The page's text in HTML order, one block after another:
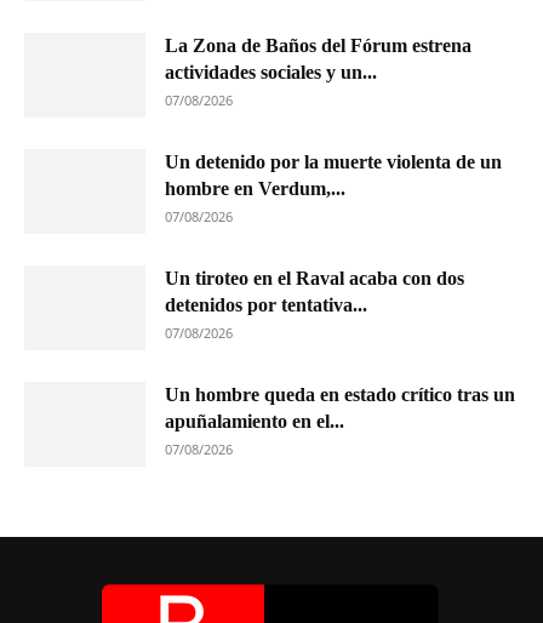
La Zona de Baños del Fórum estrena
actividades sociales y un...
07/08/2026
Un detenido por la muerte violenta de un
hombre en Verdum,...
07/08/2026
Un tiroteo en el Raval acaba con dos
detenidos por tentativa...
07/08/2026
Un hombre queda en estado crítico tras un
apuñalamiento en el...
07/08/2026